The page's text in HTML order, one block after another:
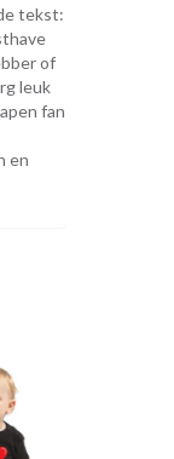
tekst:
of
leuk
fan
en